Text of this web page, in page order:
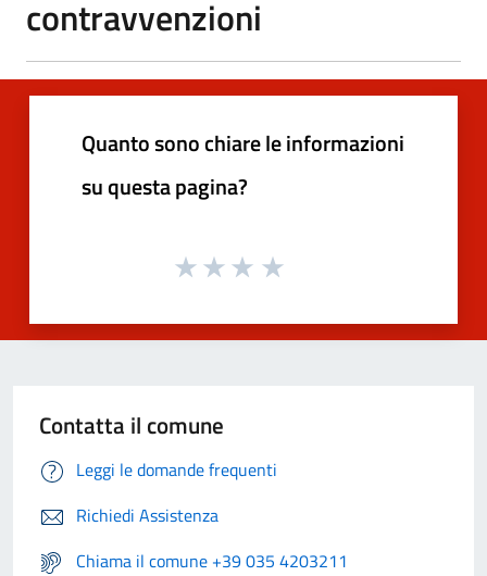
contravvenzioni
Quanto sono chiare le informazioni
su questa pagina?
Contatta il comune
Leggi le domande frequenti
Richiedi Assistenza
Chiama il comune +39 035 4203211